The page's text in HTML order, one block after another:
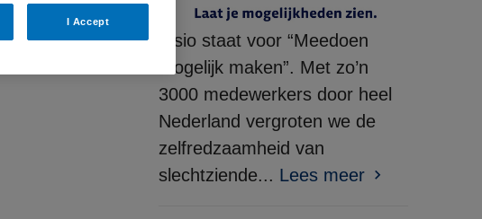
Visio staat voor “Meedoen
mogelijk maken”. Met zo’n
3000 medewerkers door heel
Nederland vergroten we de
zelfredzaamheid van
slechtziende... Lees meer
I Accept